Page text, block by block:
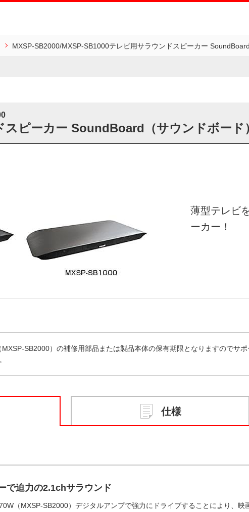
MXSP-SB2000/MXSP-SB1000テレビ用サラウンドスピーカー
ピーカー SoundBoard（サウンドボード
薄型テレビ
ーカー！
SB2000）の補修用部品または製品本体の保有期限となりますのでサ
仕様
で迫力の2.1chサラウンド
（MXSP-SB2000）デジタルアンプで強力にドライブすることにより、